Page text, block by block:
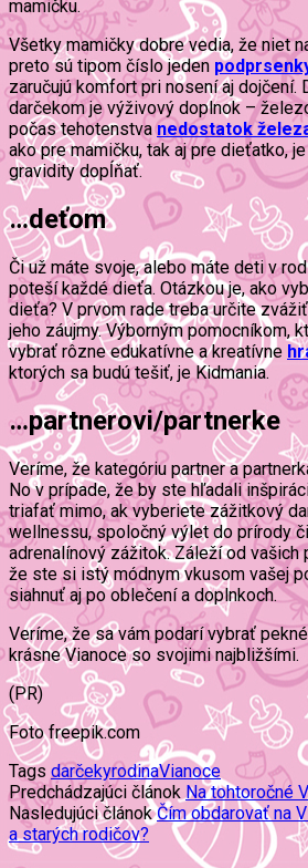
mamičku.
Všetky mamičky dobre vedia, že niet
preto sú tipom číslo jeden
zaručujú komfort pri nosení aj dojčení.
darčekom je výživový doplnok –
počas tehotenstvanedostatok
ako pre mamičku, tak aj pre dieťatko,
gravidity dopĺňať.
…deťom
Či už máte svoje, alebo máte deti v
poteší každé dieťa. Otázkou je, ako
dieťa? V prvom rade treba určite
jeho záujmy. Výborným pomocníkom,
vybrať rôzne edukatívne a kreatívne
ktorých sa budú tešiť, je Kidmania.
…partnerovi/partnerke
Veríme, že kategóriu partner a
No v prípade, že by ste hľadali
triafať mimo, ak vyberiete zážitkový
wellnessu, spoločný výlet do prírody
adrenalínový zážitok. Záleží od vašich
že ste si istý módnym vkusom vašej
siahnuť aj po oblečení a doplnkoch.
Veríme, že sa vám podarí vybrať
krásne Vianoce so svojimi najbližšími.
(PR)
Foto freepik.com
Tags darčekyrodinaVianoce
Predchádzajúci článok Na tohtoročné
Nasledujúci článok Čím obdarovať na
a starých rodičov?